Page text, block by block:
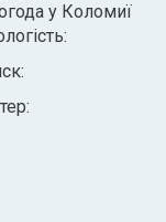
у Коломиї